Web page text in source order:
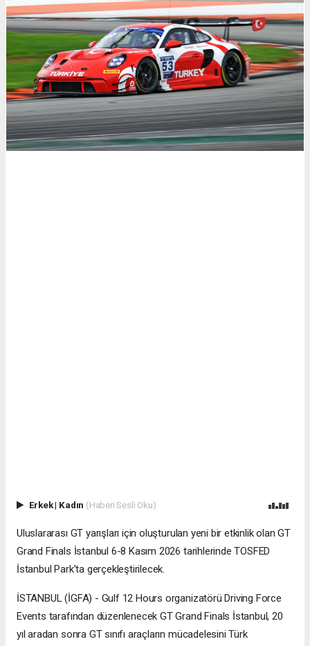
Erkek| Kadın (Haberi Sesli Oku)
Uluslararası GT yarışları için oluşturulan yeni bir etkinlik olan GT
Grand Finals İstanbul 6-8 Kasım 2026 tarihlerinde TOSFED
İstanbul Park’ta gerçekleştirilecek.
İSTANBUL (İGFA) - Gulf 12 Hours organizatörü Driving Force
Events tarafından düzenlenecek GT Grand Finals İstanbul, 20
yıl aradan sonra GT sınıfı araçların mücadelesini Türk